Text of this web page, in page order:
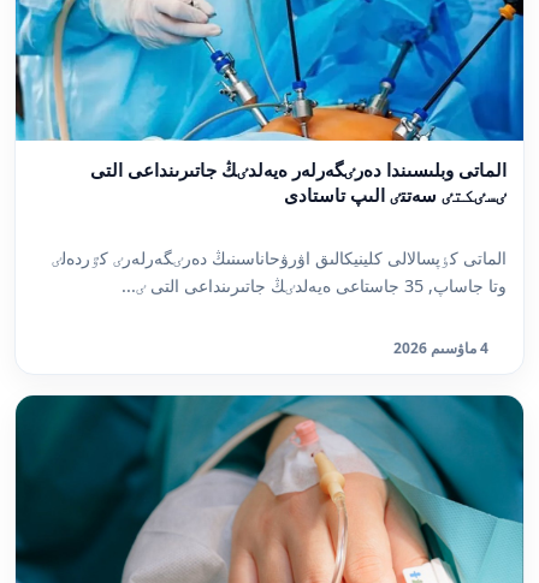
الماتى وبلىسىندا دەرٸگەرلەر ەيەلدٸڭ جاتىرىنداعى التى
ٸسٸكتٸ سەتتٸ الىپ تاستادى
الماتى كٶپسالالى كلينيكالىق اۋرۋحاناسىنىڭ دەرٸگەرلەرٸ كٷردەلٸ
وتا جاساپ, 35 جاستاعى ەيەلدٸڭ جاتىرىنداعى التى ٸ...
4 ماۋسىم 2026